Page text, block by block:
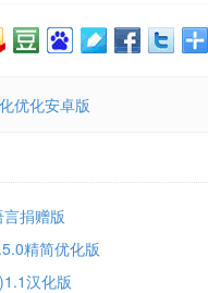
优化安卓版
捐赠版
精简优化版
汉化版